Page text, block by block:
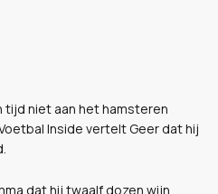
tijd niet aan het hamsteren
Inside vertelt Geer dat hij
dat hij twaalf dozen wijn